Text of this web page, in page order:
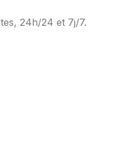
24h/24 et 7j/7.